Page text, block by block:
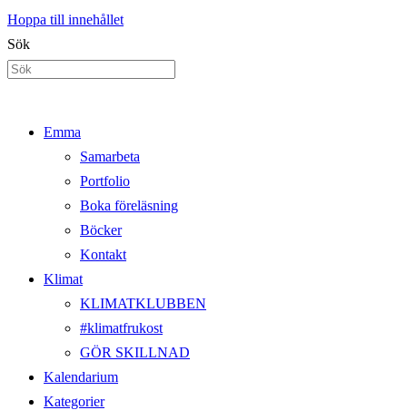
Hoppa till innehållet
Sök
Emma
Samarbeta
Portfolio
Boka föreläsning
Böcker
Kontakt
Klimat
KLIMATKLUBBEN
#klimatfrukost
GÖR SKILLNAD
Kalendarium
Kategorier